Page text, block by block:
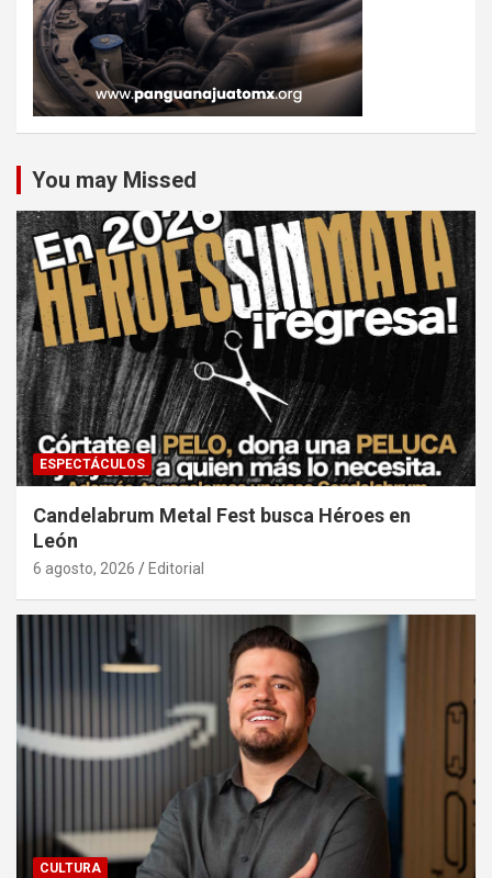
You may Missed
ESPECTÁCULOS
Candelabrum Metal Fest busca Héroes en
León
6 agosto, 2026 Editorial
CULTURA